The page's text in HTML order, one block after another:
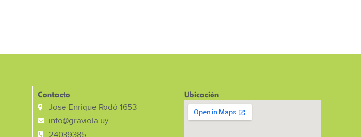
Contacto
José Enrique Rodó 1653
info@graviola.uy
24039385
Ubicación